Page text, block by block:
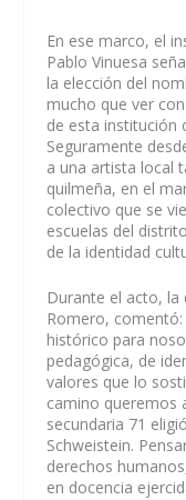
En ese marco, el
Pablo Vinuesa
la elección del
mucho que ver
de esta institución
Seguramente
a una artista local
quilmeña, en el
colectivo que se
escuelas del
de la identidad
Durante el acto,
Romero, comentó:
histórico para
pedagógica, de
valores que lo
camino queremos
secundaria 71
Schweistein.
derechos
en docencia